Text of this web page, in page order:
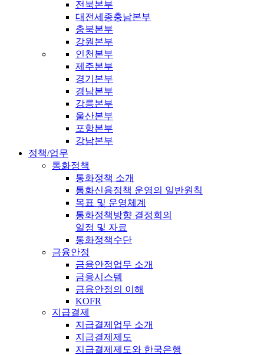
전북본부
대전세종충남본부
충북본부
강원본부
인천본부
제주본부
경기본부
경남본부
강릉본부
울산본부
포항본부
강남본부
정책/업무
통화정책
통화정책 소개
통화신용정책 운영의 일반원칙
목표 및 운영체계
통화정책방향 결정회의
일정 및 자료
통화정책수단
금융안정
금융안정업무 소개
금융시스템
금융안정의 이해
KOFR
지급결제
지급결제업무 소개
지급결제제도
지급결제제도와 한국은행